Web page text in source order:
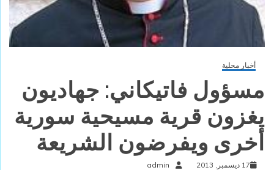
أخبار محلية
مسؤول فاتيكاني: جهاديون
يغزون قرية مسيحية سورية
أخرى ويفرضون الشريعة
17 ديسمبر, 2013 admin